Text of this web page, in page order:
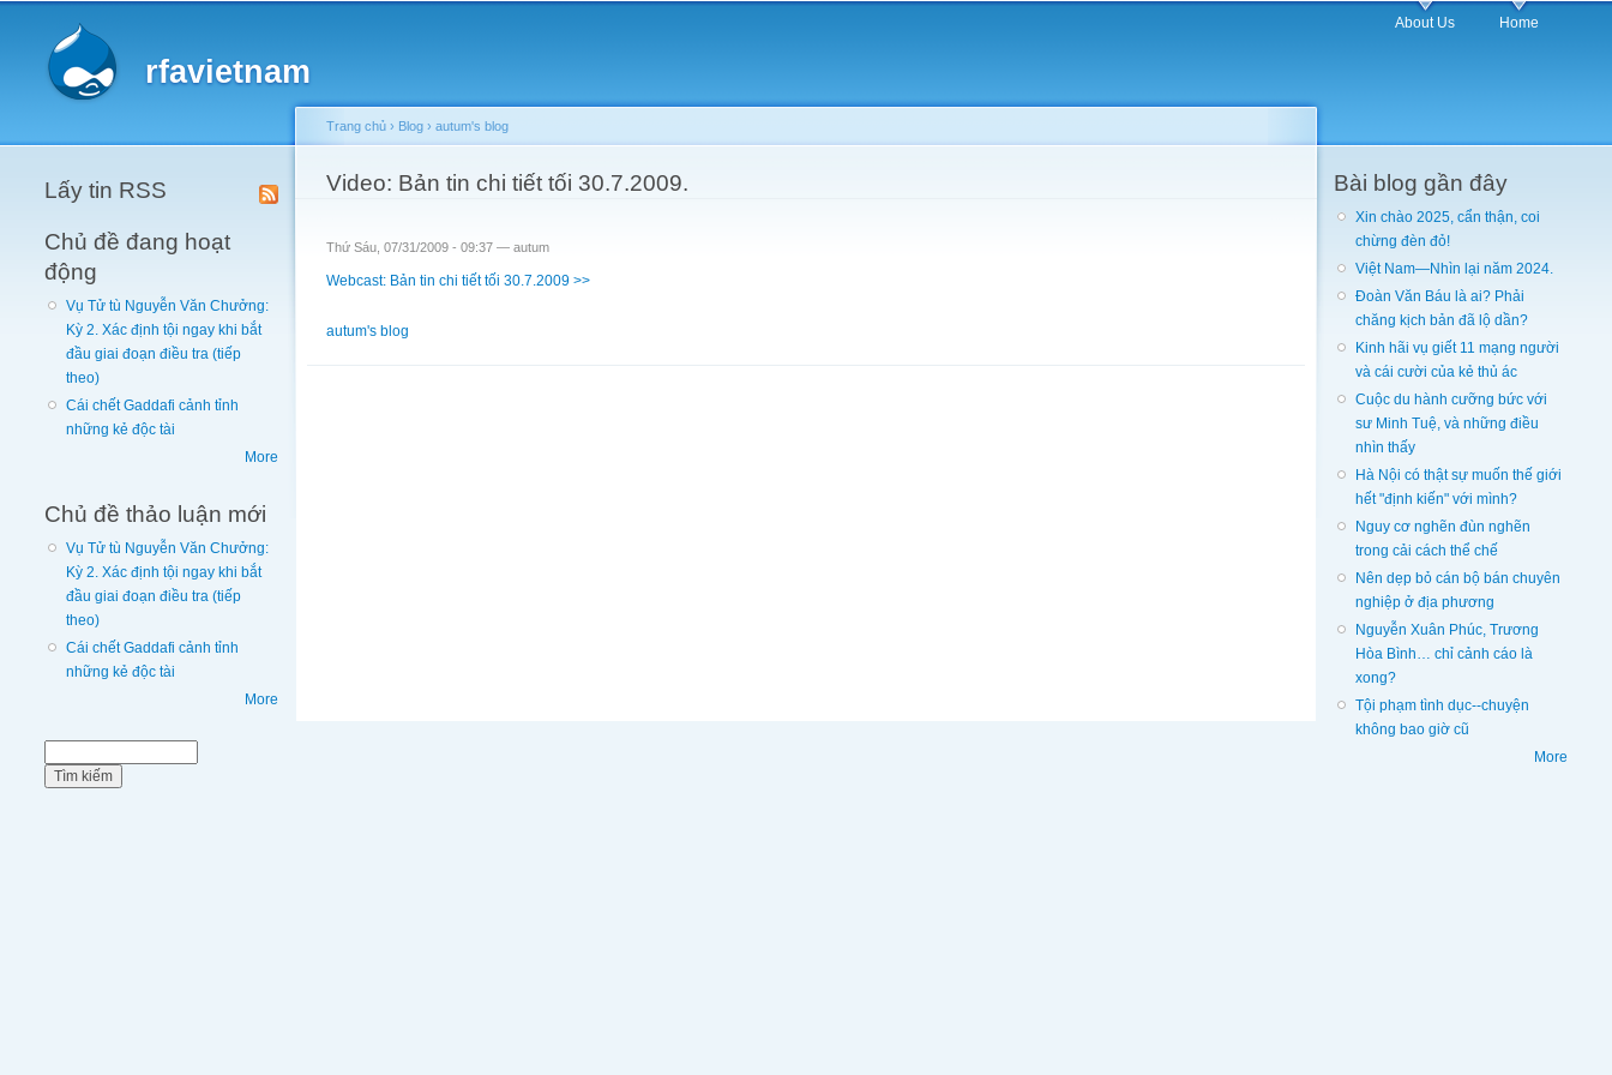
rfavietnam
About Us Home
Lấy tin RSS
Chủ đề đang hoạt
động
Vụ Tử tù Nguyễn Văn Chưởng:
Kỳ 2. Xác định tội ngay khi bắt
đầu giai đoạn điều tra (tiếp
theo)
Cái chết Gaddafi cảnh tỉnh
những kẻ độc tài
More
Chủ đề thảo luận mới
Vụ Tử tù Nguyễn Văn Chưởng:
Kỳ 2. Xác định tội ngay khi bắt
đầu giai đoạn điều tra (tiếp
theo)
Cái chết Gaddafi cảnh tỉnh
những kẻ độc tài
More
You are here
Trang chủ › Blog › autum's blog
Video: Bản tin chi tiết tối 30.7.2009.
Thứ Sáu, 07/31/2009 - 09:37 — autum
Webcast: Bản tin chi tiết tối 30.7.2009 >>
autum's blog
Bài blog gần đây
Xin chào 2025, cẩn thận, coi
chừng đèn đỏ!
Việt Nam—Nhìn lại năm 2024.
Đoàn Văn Báu là ai? Phải
chăng kịch bản đã lộ dần?
Kinh hãi vụ giết 11 mạng người
và cái cười của kẻ thủ ác
Cuộc du hành cưỡng bức với
sư Minh Tuệ, và những điều
nhìn thấy
Hà Nội có thật sự muốn thế giới
hết "định kiến" với mình?
Nguy cơ nghẽn đùn nghẽn
trong cải cách thể chế
Nên dẹp bỏ cán bộ bán chuyên
nghiệp ở địa phương
Nguyễn Xuân Phúc, Trương
Hòa Bình… chỉ cảnh cáo là
xong?
Tội phạm tình dục--chuyện
không bao giờ cũ
More